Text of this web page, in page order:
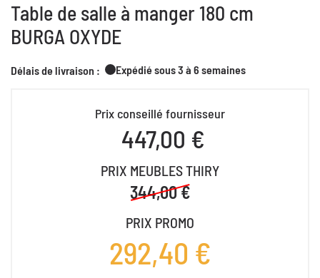
Table de salle à manger 180 cm
BURGA OXYDE
Délais de livraison : Expédié sous 3 à 6 semaines
Prix conseillé fournisseur
447,00 €
PRIX MEUBLES THIRY
344,00 €
PRIX PROMO
292,40 €